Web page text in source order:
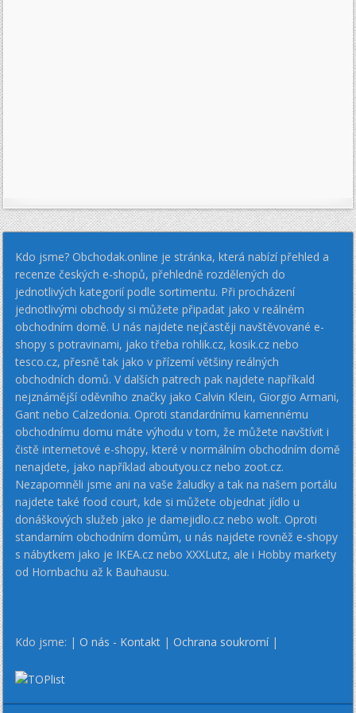
Kdo jsme? Obchodak.online je stránka, která nabízí přehled a
recenze českých e-shopů, přehledně rozdělených do
jednotlivých kategorií podle sortimentu. Při procházení
jednotlivými obchody si můžete připadat jako v reálném
obchodním domě. U nás najdete nejčastěji navštěvované e-
shopy s potravinami, jako třeba rohlik.cz, kosik.cz nebo
tesco.cz, přesně tak jako v přízemí většiny reálných
obchodních domů. V dalších patrech pak najdete napříkald
nejznámější oděvního značky jako Calvin Klein, Giorgio Armani,
Gant nebo Calzedonia. Oproti standardnímu kamennému
obchodnímu domu máte výhodu v tom, že můžete navštívit i
čistě internetové e-shopy, které v normálním obchodním domě
nenajdete, jako například aboutyou.cz nebo zoot.cz.
Nezapomněli jsme ani na vaše žaludky a tak na našem portálu
najdete také food court, kde si můžete objednat jídlo u
donáškových služeb jako je damejidlo.cz nebo wolt. Oproti
standarním obchodním domům, u nás najdete rovněž e-shopy
s nábytkem jako je IKEA.cz nebo XXXLutz, ale i Hobby markety
od Hornbachu až k Bauhausu.
Kdo jsme: |O nás - Kontakt |Ochrana soukromí|